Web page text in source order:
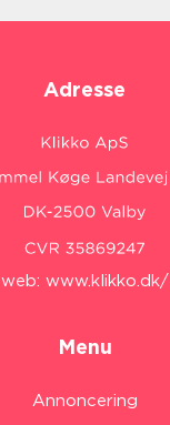
Adresse
web: www.klikko.dk/
Menu
Annoncering